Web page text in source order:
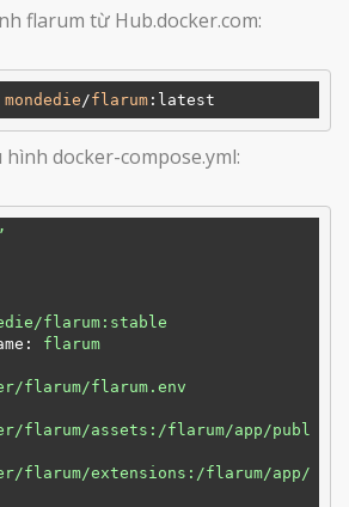
flarum từ Hub.docker.com:
mondedie /flarum :latest
docker-compose.yml:
flarum:stable
: flarum
flarum/flarum.env
flarum/assets:/flarum/app/publ
flarum/extensions:/flarum/app/